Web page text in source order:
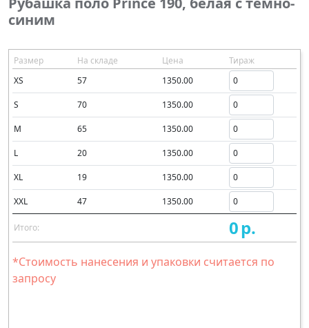
синим
Размер На складе Цена
Тираж
XS
57 1350.00
S 70 1350.00
M 65 1350.00
L 20 1350.00
XL 19 1350.00
XXL 47 1350.00
Итого: 0р.
*Стоимость нанесения и упаковки считается по
запросу